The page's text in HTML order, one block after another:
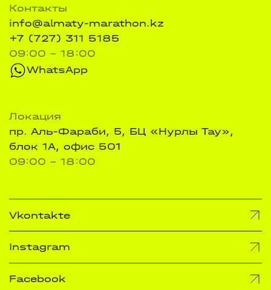
Контакты
info@almaty-marathon.kz
+7 (727) 311 5185
09:00 - 18:00
WhatsApp
Локация
пр. Аль-Фараби, 5, БЦ «Нурлы Тау»,
блок 1А, офис 501
09:00 - 18:00
Vkontakte
Instagram
Facebook